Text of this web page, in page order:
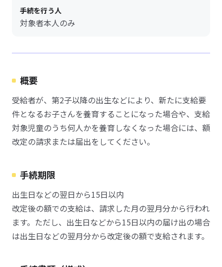
手続を行う人
対象者本人のみ
概要
受給者が、第2子以降の出生などにより、新たに支給要
件となるお子さんを養育することになった場合や、支給
対象児童のうち何人かを養育しなくなった場合には、額
改定の請求または届出をしてください。
手続期限
出生日などの翌日から15日以内
改定後の額での支給は、請求した月の翌月分から行われ
ます。ただし、出生日などから15日以内の届け出の場合
は出生日などの翌月分から改定後の額で支給されます。